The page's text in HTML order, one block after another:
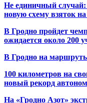
Не единичный
новую схему взяток
В Гродно пройдет
ожидается около 200
В Гродно на
100 километров на
новый рекорд
На «Гродно Азот»